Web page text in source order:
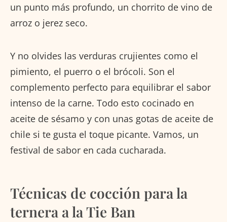
un punto más profundo, un chorrito de vino de
arroz o jerez seco.
Y no olvides las verduras crujientes como el
pimiento, el puerro o el brócoli. Son el
complemento perfecto para equilibrar el sabor
intenso de la carne. Todo esto cocinado en
aceite de sésamo y con unas gotas de aceite de
chile si te gusta el toque picante. Vamos, un
festival de sabor en cada cucharada.
Técnicas de cocción para la
ternera a la Tie Ban